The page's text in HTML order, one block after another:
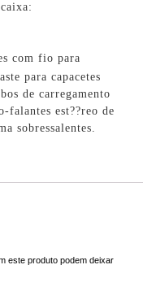
com fio para
para capacetes
de carregamento
est??reo de
sobressalentes.
este produto podem deixar